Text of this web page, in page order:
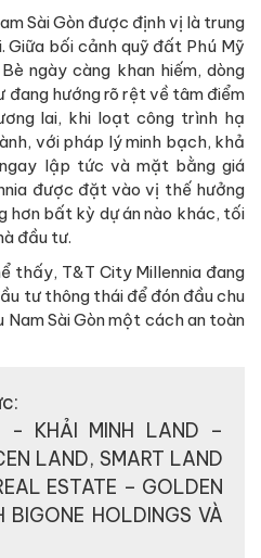
Sài Gòn được định vị là trung
Giữa bối cảnh quỹ đất Phú Mỹ
ngày càng khan hiếm, dòng
đang hướng rõ rệt về tâm điểm
lai, khi loạt công trình hạ
với pháp lý minh bạch, khả
lập tức và mặt bằng giá
được đặt vào vị thế hưởng
hơn bất kỳ dự án nào khác, tối
đầu tư.
thấy, T&T City Millennia đang
tư thông thái để đón đầu chu
Sài Gòn một cách an toàn
- KHẢI MINH LAND –
LAND, SMART LAND
ESTATE – GOLDEN
BIGONE HOLDINGS VÀ